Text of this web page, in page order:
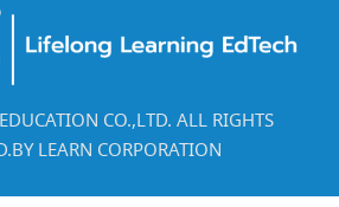
CO.,LTD. ALL RIGHTS
LEARN CORPORATION